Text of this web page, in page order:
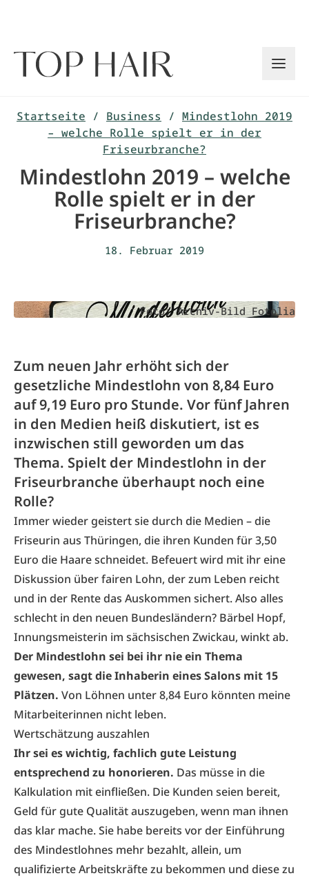
Startseite / Business / Mindestlohn 2019
– welche Rolle spielt er in der
Friseurbranche?
Mindestlohn 2019 – welche
Rolle spielt er in der
Friseurbranche?
18. Februar 2019
Foto: Archiv-Bild Fotolia
Zum neuen Jahr erhöht sich der
gesetzliche Mindestlohn von 8,84 Euro
auf 9,19 Euro pro Stunde. Vor fünf Jahren
in den Medien heiß diskutiert, ist es
inzwischen still geworden um das
Thema. Spielt der Mindestlohn in der
Friseurbranche überhaupt noch eine
Rolle?
Immer wieder geistert sie durch die Medien – die
Friseurin aus Thüringen, die ihren Kunden für 3,50
Euro die Haare schneidet. Befeuert wird mit ihr eine
Diskussion über fairen Lohn, der zum Leben reicht
und in der Rente das Auskommen sichert. Also alles
schlecht in den neuen Bundesländern? Bärbel Hopf,
Innungsmeisterin im sächsischen Zwickau, winkt ab.
Der Mindestlohn sei bei ihr nie ein Thema
gewesen, sagt die Inhaberin eines Salons mit 15
Plätzen. Von Löhnen unter 8,84 Euro könnten meine
Mitarbeiterinnen nicht leben.
Wertschätzung auszahlen
Ihr sei es wichtig, fachlich gute Leistung
entsprechend zu honorieren. Das müsse in die
Kalkulation mit einfließen. Die Kunden seien bereit,
Geld für gute Qualität auszugeben, wenn man ihnen
das klar mache. Sie habe bereits vor der Einführung
des Mindestlohnes mehr bezahlt, allein, um
qualifizierte Arbeitskräfte zu bekommen und diese zu